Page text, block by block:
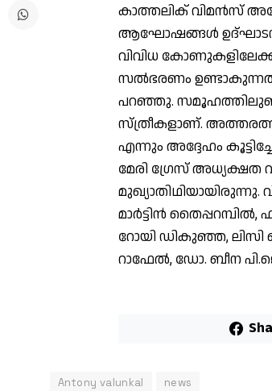
കാത്തലിക് വിമൻസ്
ആഘോഷങ്ങൾ
വിവിധ
സൽഭരണം
പറഞ്ഞു.
സ്ത്രീകളാണ്.
എന്നും അദ്ദേഹം
മേരി ഗ്രേസ്
മുഖ്യാതിഥിയായിരുന്നു.
മാർട്ടിൻ
റോയി ഡികുഞ്ഞ, ലിസി
റാഫേൽ, ഡോ. ബീന
Antony valunkal news